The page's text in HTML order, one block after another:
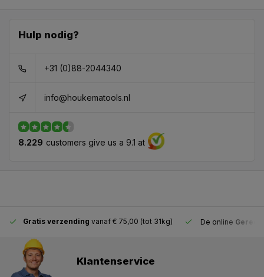
Hulp nodig?
+31 (0)88-2044340
info@houkematools.nl
8.229 customers give us a 9.1 at
Gratis verzending vanaf € 75,00 (tot 31kg) De online
Klantenservice